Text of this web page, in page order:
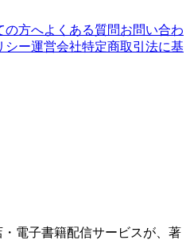
の方へよくある質問お問い合わ
シー運営会社特定商取引法に基
電子書籍配信サービスが、著